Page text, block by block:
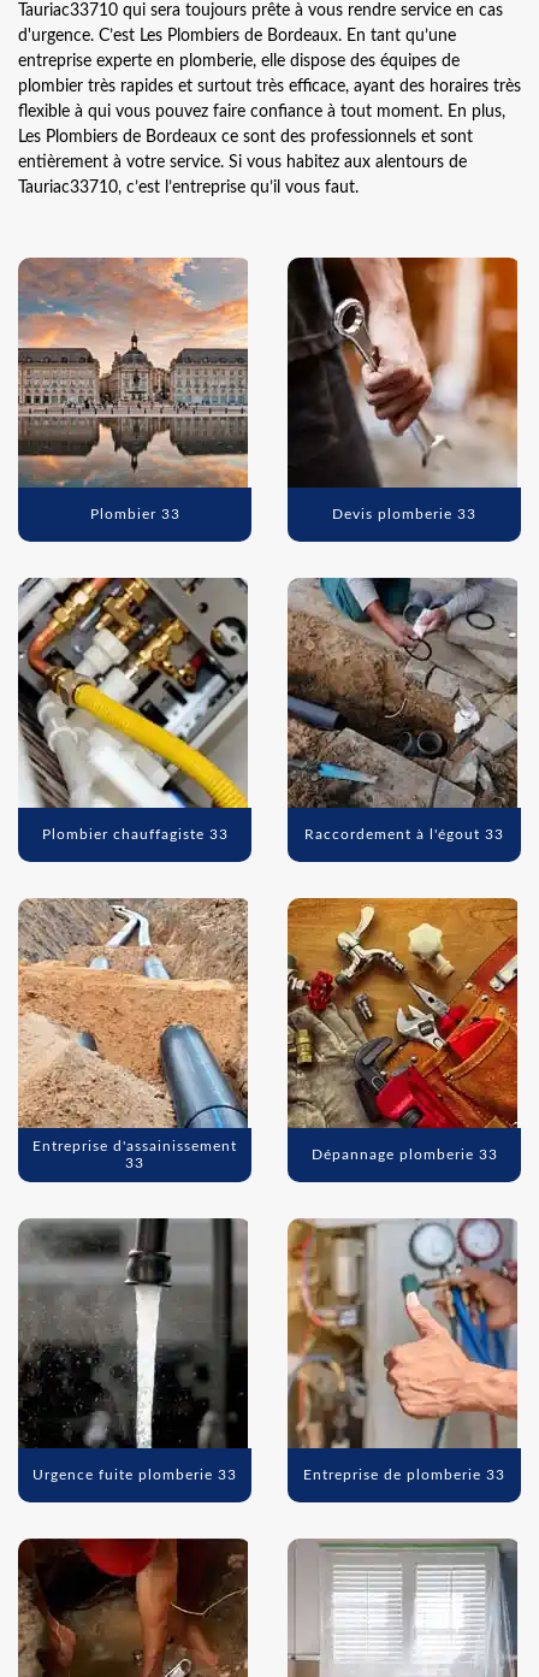
Tauriac33710 qui sera toujours prête à vous rendre service en cas
d'urgence. C’est Les Plombiers de Bordeaux. En tant qu’une
entreprise experte en plomberie, elle dispose des équipes de
plombier très rapides et surtout très efficace, ayant des horaires très
flexible à qui vous pouvez faire confiance à tout moment. En plus,
Les Plombiers de Bordeaux ce sont des professionnels et sont
entièrement à votre service. Si vous habitez aux alentours de
Tauriac33710, c’est l’entreprise qu’il vous faut.
Plombier 33 Devis plomberie 33
Plombier chauffagiste 33 Raccordement à l'égout 33
Entreprise d'assainissement
33
Dépannage plomberie 33
Urgence fuite plomberie 33 Entreprise de plomberie 33